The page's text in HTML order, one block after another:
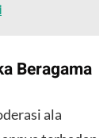
Beragama
ala